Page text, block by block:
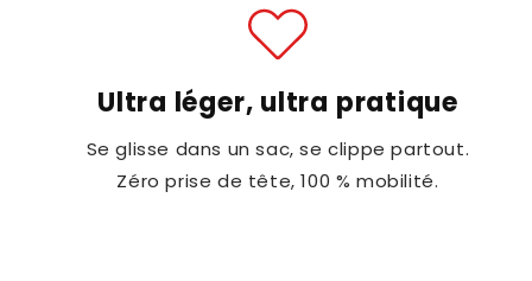
Ultra léger, ultra pratique
Se glisse dans un sac, se clippe partout.
Zéro prise de tête, 100 % mobilité.